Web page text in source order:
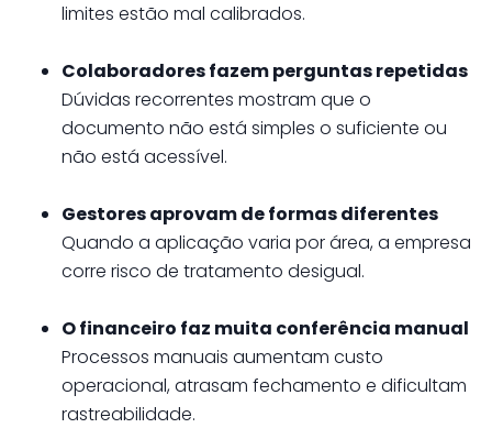
limites estão mal calibrados.
Colaboradores fazem perguntas repetidas
Dúvidas recorrentes mostram que o
documento não está simples o suficiente ou
não está acessível.
Gestores aprovam de formas diferentes
Quando a aplicação varia por área, a empresa
corre risco de tratamento desigual.
O financeiro faz muita conferência manual
Processos manuais aumentam custo
operacional, atrasam fechamento e dificultam
rastreabilidade.